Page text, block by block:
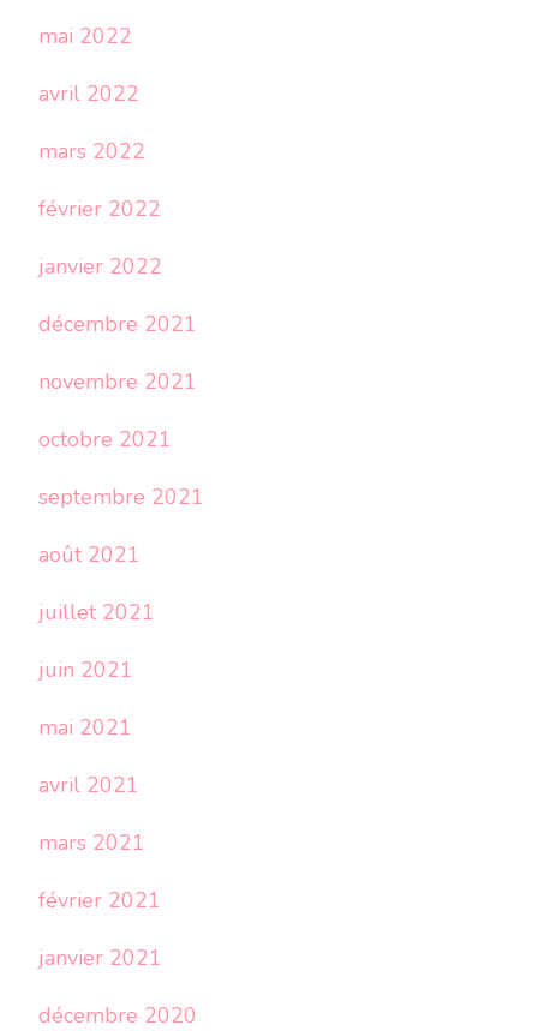
mai 2022
avril 2022
mars 2022
février 2022
janvier 2022
décembre 2021
novembre 2021
octobre 2021
septembre 2021
août 2021
juillet 2021
juin 2021
mai 2021
avril 2021
mars 2021
février 2021
janvier 2021
décembre 2020